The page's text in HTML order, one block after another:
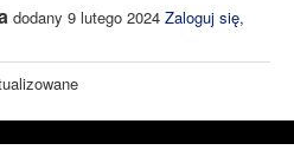
dodany 9 lutego 2024 Zaloguj się,